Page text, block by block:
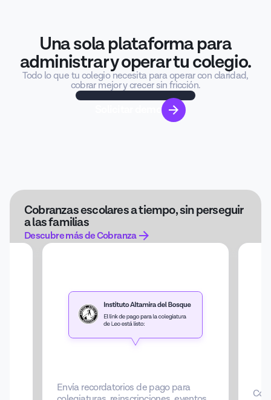
Una sola plataforma para
administrar y operar tu colegio.
Todo lo que tu colegio necesita para operar con claridad,
cobrar mejor y crecer sin fricción.
Cobranzas escolares a tiempo, sin perseguir
a las familias
Descubre más de Cobranza
Envía recordatorios de pago para